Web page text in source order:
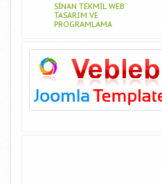
SINAN TEKMIL WEB
TASARIM VE
PROGRAMLAMA